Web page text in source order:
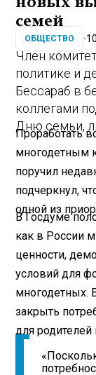
семей
ОБЩЕСТВО
Член
политике и
Бессараб в
коллегами
Дню семьи,
Проработать
многодетным
поручил
подчеркнул,
одной из
В Госдуме
как в России
ценности,
условий для
многодетных.
закрыть
для родителей